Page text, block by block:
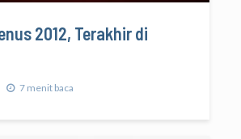
2012, Terakhir di
7 menit baca